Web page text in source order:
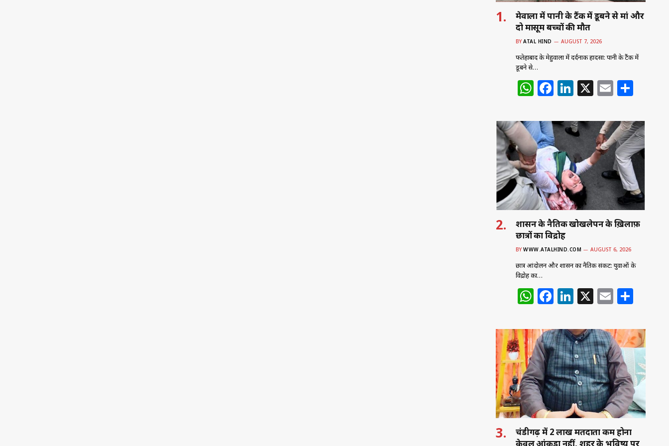
मेहुवाला में पानी के टैंक में डूबने से मां और
दो मासूम बच्चों की मौत
BY ATAL HIND AUGUST 7, 2026
फतेहाबाद के मेहुवाला में दर्दनाक हादसा: पानी के टैंक में
डूबने से…
W
h
at
s
A
p
p
F
a
c
e
b
o
o
k
Li
n
k
e
dI
n
X E
m
ai
l
ar
e
शासन के नैतिक खोखलेपन के ख़िलाफ़
छात्रों का विद्रोह
BY WWW.ATALHIND.COM AUGUST 6, 2026
छात्र आंदोलन और शासन का नैतिक संकट: युवाओं के
विद्रोह का…
W
at
s
A
p
p
F
c
e
b
o
o
k
Li
k
e
dI
n
X E
ai
l
ar
e
चंडीगढ़ में 2 लाख मतदाता कम होना
केवल आंकड़ा नहीं, शहर के भविष्य पर